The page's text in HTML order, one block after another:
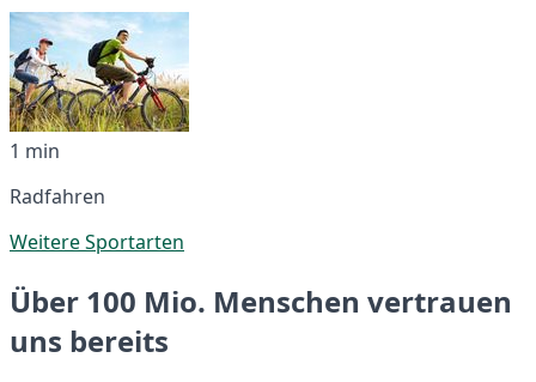
1 min
Radfahren
Weitere Sportarten
Über 100 Mio. Menschen vertrauen
uns bereits